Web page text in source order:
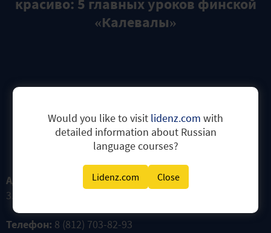
Would you like to visit lidenz.com with
detailed information about Russian
language courses?
Lidenz.com Close
красиво: 5 главных уроков финской
«Калевалы»
Контакты
Адрес:
191014, Санкт-Петербург, ул. Жуковского, дом
3.
Телефон: 8 (812) 703-82-93